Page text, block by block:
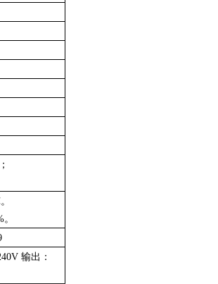
输出：